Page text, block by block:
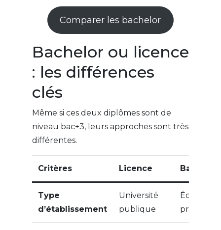
Comparer les bachelor
Bachelor ou licence
: les différences
clés
Même si ces deux diplômes sont de
niveau bac+3, leurs approches sont très
différentes.
Critères Licence Bachelor
Type
d’établissement
Université
publique
École
privée)